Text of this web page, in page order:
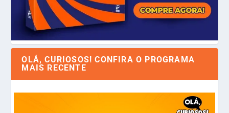
OLÁ, CURIOSOS! CONFIRA O PROGRAMA
MAIS RECENTE